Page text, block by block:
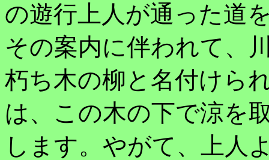
の遊行上人が通った道
その案内に伴われて、
朽ち木の柳と名付けら
は、この木の下で涼を
します。やがて、上人